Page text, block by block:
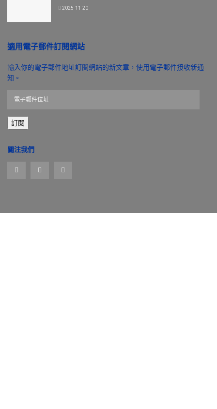
2025-11-20
適用電子郵件訂閱網站
輸入你的電子郵件地址訂閱網站的新文章，使用電子郵件接收新通
知。
郵
件
址
訂閱
關注我們